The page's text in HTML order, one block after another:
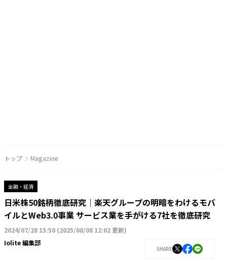
トップ Magazine
金融・経済
日米株50銘柄徹底研究｜楽天グループの明暗をわけるモバ
イルとWeb3.0事業 サービス業を手がける7社を徹底研究
2024/07/28 15:50 (2025/08/08 12:02 更新)
Iolite 編集部
SHARE